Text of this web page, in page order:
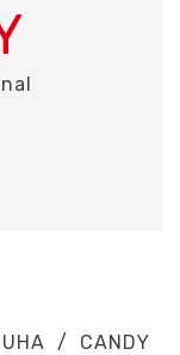
UHA / CANDY